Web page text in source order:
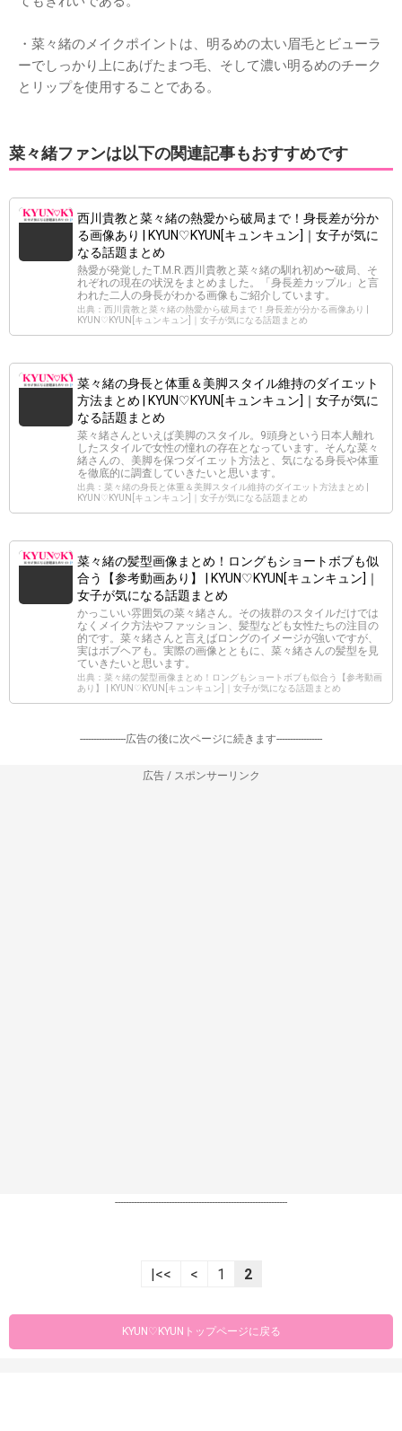
・菜々緒のメイクポイントは、明るめの太い眉毛とビューラ
ーでしっかり上にあげたまつ毛、そして濃い明るめのチーク
とリップを使用することである。
菜々緒ファンは以下の関連記事もおすすめです
西川貴教と菜々緒の熱愛から破局まで！身長差が分か
る画像あり | KYUN♡KYUN[キュンキュン]｜女子が気に
なる話題まとめ
熱愛が発覚したT.M.R.西川貴教と菜々緒の馴れ初め〜破局、そ
れぞれの現在の状況をまとめました。「身長差カップル」と言
われた二人の身長がわかる画像もご紹介しています。
出典：西川貴教と菜々緒の熱愛から破局まで！身長差が分かる画像あり |
KYUN♡KYUN[キュンキュン]｜女子が気になる話題まとめ
菜々緒の身長と体重＆美脚スタイル維持のダイエット
方法まとめ | KYUN♡KYUN[キュンキュン]｜女子が気に
なる話題まとめ
菜々緒さんといえば美脚のスタイル。9頭身という日本人離れ
したスタイルで女性の憧れの存在となっています。そんな菜々
緒さんの、美脚を保つダイエット方法と、気になる身長や体重
を徹底的に調査していきたいと思います。
出典：菜々緒の身長と体重＆美脚スタイル維持のダイエット方法まとめ |
KYUN♡KYUN[キュンキュン]｜女子が気になる話題まとめ
菜々緒の髪型画像まとめ！ロングもショートボブも似
合う【参考動画あり】 | KYUN♡KYUN[キュンキュン]｜
女子が気になる話題まとめ
かっこいい雰囲気の菜々緒さん。その抜群のスタイルだけでは
なくメイク方法やファッション、髪型なども女性たちの注目の
的です。菜々緒さんと言えばロングのイメージが強いですが、
実はボブヘアも。実際の画像とともに、菜々緒さんの髪型を見
ていきたいと思います。
出典：菜々緒の髪型画像まとめ！ロングもショートボブも似合う【参考動画
あり】 | KYUN♡KYUN[キュンキュン]｜女子が気になる話題まとめ
-----------------広告の後に次ページに続きます-----------------
広告 / スポンサーリンク
----------------------------------------------------------------
|<< < 1 2
KYUN♡KYUNトップページに戻る